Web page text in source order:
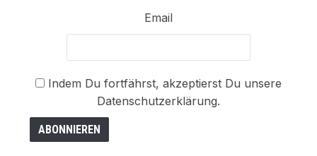
Email
Indem Du fortfährst, akzeptierst Du unsere
Datenschutzerklärung.